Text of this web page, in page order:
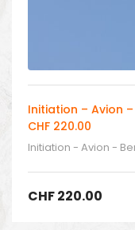
Initiation – Avion
CHF 220.00
Initiation - Avion -
CHF220.00